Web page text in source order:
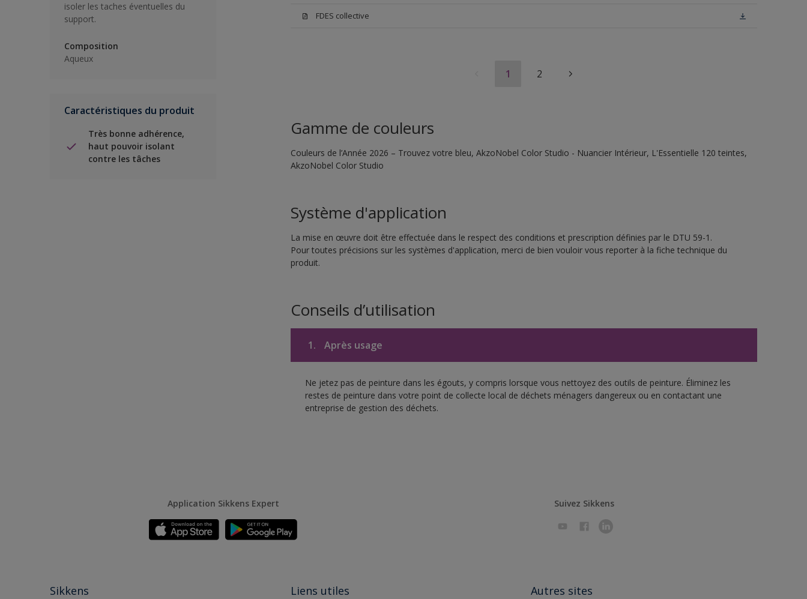
isoler les taches éventuelles du
support.
Composition
Aqueux
Caractéristiques du produit
Très bonne adhérence,
haut pouvoir isolant
contre les tâches
FDES collective
1 2
Gamme de couleurs
Couleurs de l’Année 2026 – Trouvez votre bleu, AkzoNobel Color Studio - Nuancier Intérieur, L'Essentielle 120 teintes,
AkzoNobel Color Studio
Système d'application
La mise en œuvre doit être effectuée dans le respect des conditions et prescription définies par le DTU 59-1.
Pour toutes précisions sur les systèmes d'application, merci de bien vouloir vous reporter à la fiche technique du
produit.
Conseils d’utilisation
1. Après usage
Ne jetez pas de peinture dans les égouts, y compris lorsque vous nettoyez des outils de peinture. Éliminez les
restes de peinture dans votre point de collecte local de déchets ménagers dangereux ou en contactant une
entreprise de gestion des déchets.
Application Sikkens Expert Suivez Sikkens
Sikkens Liens utiles Autres sites